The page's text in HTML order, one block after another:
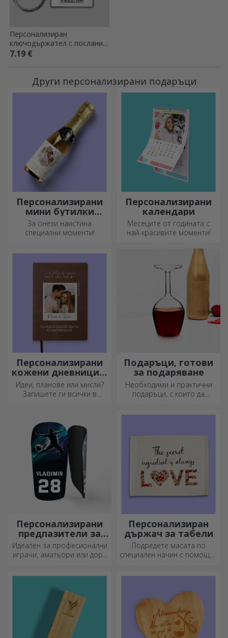
Персонализиран
ключодържател с послание
- Журналист
7.19 €
Други персонализирани подаръци
Персонализирани
мини бутилки
пенливо вино
За онези наистина
специални моменти!
Персонализирани
календари
Месеците от годината с
най-красивите моменти!
Персонализирани
кожени дневници в
цвят
Идеи, планове или мисли?
Запишете ги всички в
спомени наблизо.
Подаръци, готови
за подаряване
Необходими и практични
подаръци, с които да
Персонализирани
предпазители за
футбол
Идеален за професионални
играчи, аматьори или дори
Персонализиран
държач за табели
Подредете масата по
специален начин с помощта
послание или името на
всеки член на масата.